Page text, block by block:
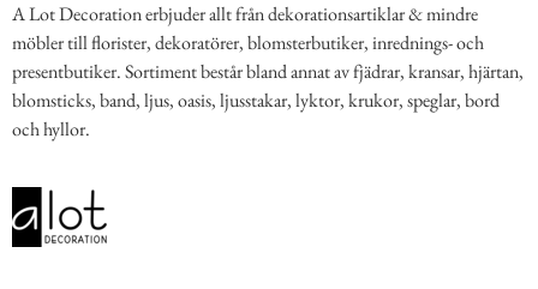
A Lot Decoration erbjuder allt från dekorationsartiklar & mindre
möbler till florister, dekoratörer, blomsterbutiker, inrednings- och
presentbutiker. Sortiment består bland annat av fjädrar, kransar, hjärtan,
blomsticks, band, ljus, oasis, ljusstakar, lyktor, krukor, speglar, bord
och hyllor.